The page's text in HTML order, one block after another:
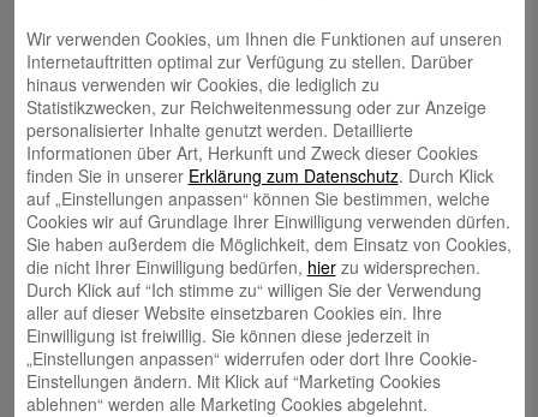
Online-Chat
E-Mail an Kundenberatung
Rückruf durch Kundenberatung
Filiale finden
Meinung mitteilen
E-Mail an Blog-Redaktion
Wir verwenden Cookies, um Ihnen die Funktionen auf unseren
Internetauftritten optimal zur Verfügung zu stellen. Darüber
hinaus verwenden wir Cookies, die lediglich zu
Statistikzwecken, zur Reichweitenmessung oder zur Anzeige
personalisierter Inhalte genutzt werden. Detaillierte
Informationen über Art, Herkunft und Zweck dieser Cookies
finden Sie in unserer Erklärung zum Datenschutz. Durch Klick
auf „Einstellungen anpassen“ können Sie bestimmen, welche
Cookies wir auf Grundlage Ihrer Einwilligung verwenden dürfen.
Sie haben außerdem die Möglichkeit, dem Einsatz von Cookies,
die nicht Ihrer Einwilligung bedürfen, hierzu widersprechen.
Durch Klick auf “Ich stimme zu“ willigen Sie der Verwendung
aller auf dieser Website einsetzbaren Cookies ein. Ihre
Einwilligung ist freiwillig. Sie können diese jederzeit in
„Einstellungen anpassen“ widerrufen oder dort Ihre Cookie-
Einstellungen ändern. Mit Klick auf “Marketing Cookies
ablehnen“ werden alle Marketing Cookies abgelehnt.